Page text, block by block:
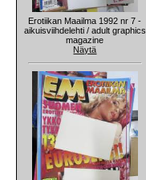
Erotiikan Maailma 1992 nr 7 -
aikuisviihdelehti / adult graphics
magazine
Näytä